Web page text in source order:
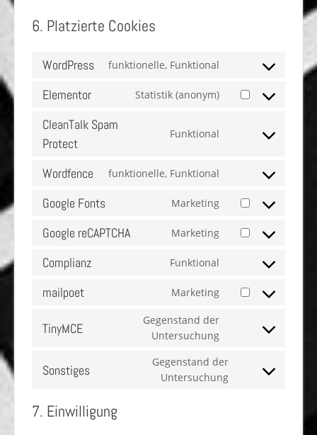
6. Platzierte Cookies
WordPress funktionelle, Funktional
Elementor Statistik (anonym)
CleanTalk Spam
Protect
Funktional
Wordfence funktionelle, Funktional
Google Fonts Marketing
Google reCAPTCHA Marketing
Complianz Funktional
mailpoet Marketing
TinyMCE
Gegenstand der
Untersuchung
Sonstiges
Gegenstand der
Untersuchung
7. Einwilligung